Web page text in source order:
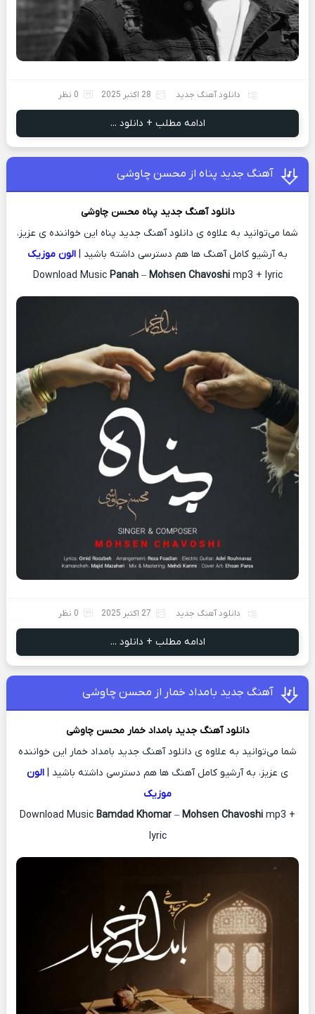
دانلود آهنگ جدید 28 اکتبر 2025 0 نظر
ادامه مطلب + دانلود ...
آهنگ جدید پناه از محسن چاوشی
دانلود آهنگ جدید پناهمحسن چاوشی
شما می‌توانید به علاوه ی دانلود آهنگ جدید پناه این خواننده ی عزیز،
به آرشیو کامل آهنگ ها هم دسترسی داشته باشید | الون موزیک
Download Music Panah– Mohsen Chavoshimp3 + lyric
دانلود آهنگ جدید 27 اکتبر 2025 0 نظر
ادامه مطلب + دانلود ...
آهنگ جدید بامداد خمار از محسن چاوشی
دانلود آهنگ جدید بامداد خمارمحسن چاوشی
شما می‌توانید به علاوه ی دانلود آهنگ جدید بامداد خمار این خواننده
ی عزیز، به آرشیو کامل آهنگ ها هم دسترسی داشته باشید | الون
موزیک
Download Music Bamdad Khomar – Mohsen Chavoshi mp3 +
lyric